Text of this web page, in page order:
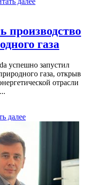
производство
газа
успешно запустил
газа, открыв
отрасли
далее